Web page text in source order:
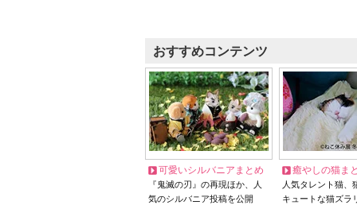
おすすめコンテンツ
可愛いシルバニアまとめ
『鬼滅の刃』の再現ほか、人
気のシルバニア投稿を公開
癒やしの猫ま
人気タレント猫
キュートな猫ズラ